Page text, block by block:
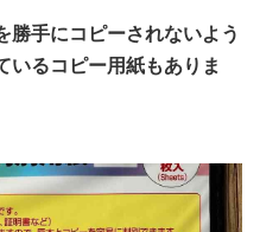
勝手にコピーされないよう
いるコピー用紙もありま